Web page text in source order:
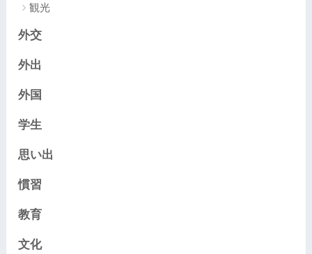
観光
外交
外出
外国
学生
思い出
慣習
教育
文化